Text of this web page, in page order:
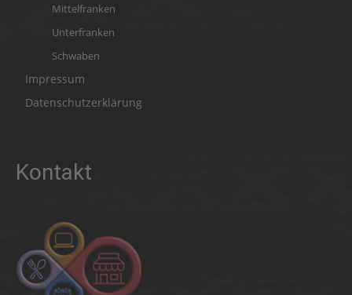
Mittelfranken
Unterfranken
Schwaben
Impressum
Datenschutzerklärung
Kontakt